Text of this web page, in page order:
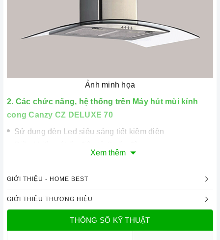
Ảnh minh họa
2. Các chức năng, hệ thống trên Máy hút mùi kính
cong Canzy CZ DELUXE 70
Sử dụng đèn Led siêu sáng tiết kiệm điện
Cảm biến hút khói tự động
Chế độ hút đẩy ra ngoài hoặc khử mùi bằng than hoạt
tính
Với những ưu điểm nổi bật như trên thìMáy hút mùi
kính cong Canzy CZ DELUXE 70 xứng đáng là một
Xem thêm
GIỚI THIỆU - HOME BEST
GIỚI THIỆU THƯƠNG HIỆU
THÔNG SỐ KỸ THUẬT